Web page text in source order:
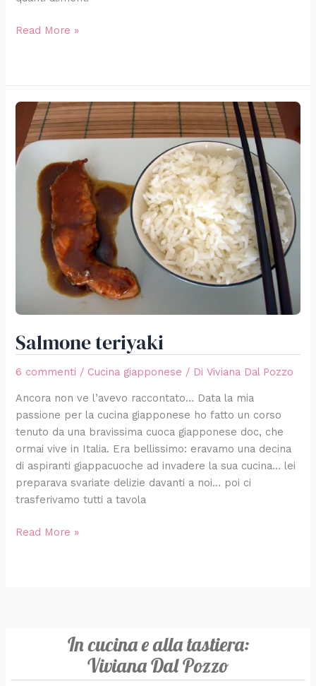
Read More »
Salmone teriyaki
6 commenti / Cucina giapponese / DiViviana Dal Pozzo
Ancora non ve l’avevo raccontato… Data la mia
passione per la cucina giapponese ho fatto un corso
tenuto da una bravissima cuoca giapponese doc, che
ormai vive in Italia. Era bellissimo: eravamo una decina
di aspiranti giappacuoche ad invadere la sua cucina… lei
preparava svariate delizie davanti a noi… poi ci
trasferivamo tutti a tavola
Salmone
teriyaki
Read More »
In cucina e alla tastiera:
Viviana Dal Pozzo